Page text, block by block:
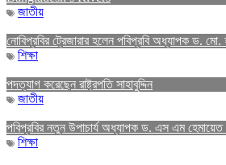
জাতীয়
নোবিপ্রবির ট্রেজারার হলেন পবিপ্রবি অধ্যাপক ড. মো.
শিক্ষা
পদত্যাগ করেছেন রাষ্ট্রপতি সাহাবুদ্দিন
জাতীয়
পবিপ্রবির নতুন উপাচার্য অধ্যাপক ড. এস এম হেমায়েত
শিক্ষা